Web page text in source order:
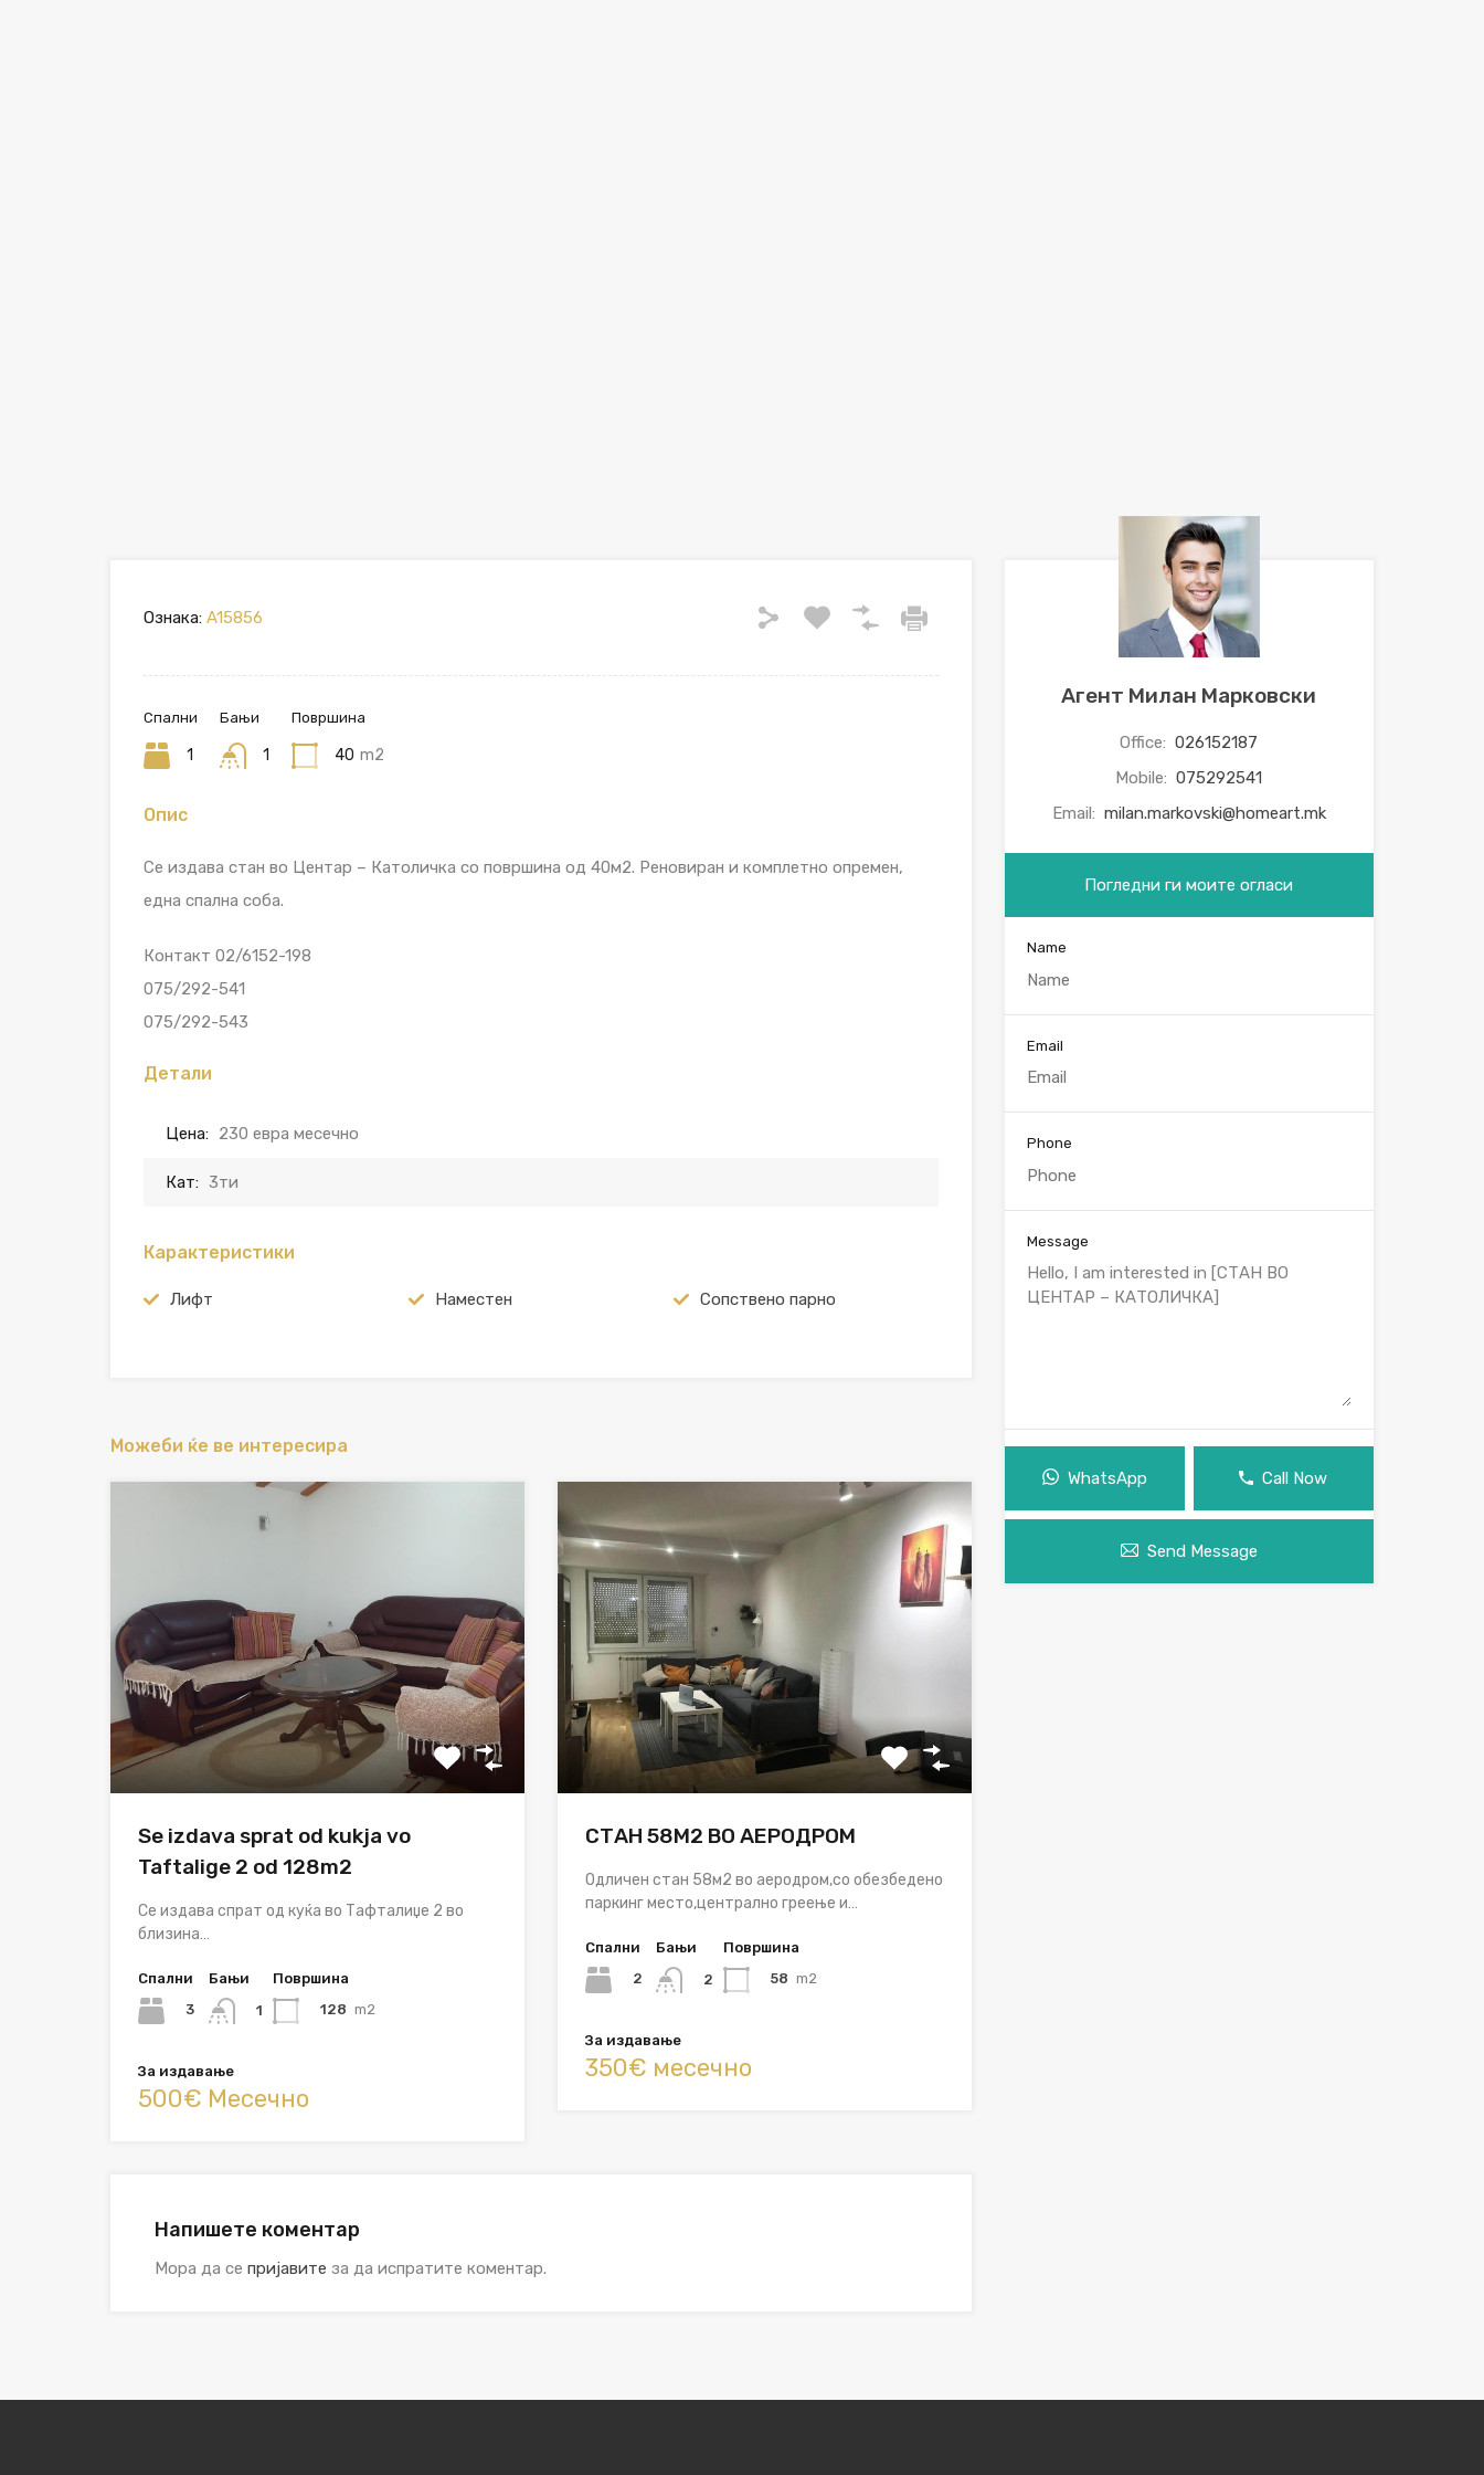
Ознака: A15856
Спални
1
Бањи
1
Површина
40 m2
Опис
Се издава стан во Центар – Католичка со површина од 40м2. Реновиран и комплетно опремен,
една спална соба.
Контакт 02/6152-198
075/292-541
075/292-543
Детали
Цена: 230 евра месечно
Кат: 3ти
Карактеристики
Лифт Наместен Сопствено парно
Можеби ќе ве интересира
Se izdava sprat od kukja vo
Taftalige 2 od 128m2
Се издава спрат од куќа во Тафталиџе 2 во
близина…
Спални
3
Бањи
1
Површина
128 m2
За издавање
500€ Месечно
СТАН 58М2 ВО АЕРОДРОМ
Одличен стан 58м2 во аеродром,со обезбедено
паркинг место,централно греење и…
Спални
2
Бањи
2
Површина
58 m2
За издавање
350€ месечно
Напишете коментар
Мора да се пријавите за да испратите коментар.
Агент Милан Марковски
Office: 026152187
Mobile: 075292541
Email: milan.markovski@homeart.mk
Погледни ги моите огласи
Name
Email
Phone
Message
WhatsApp Call Now
Send Message